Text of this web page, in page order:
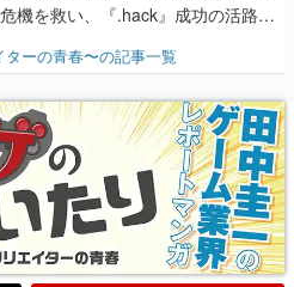
機を救い、『.hack』成功の活路を
ャンプ』色だった【若ゲのいた
ーの青春〜の記事一覧